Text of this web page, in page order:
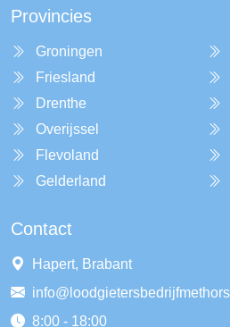
Provincies
Groningen
Friesland
Drenthe
Overijssel
Flevoland
Gelderland
Contact
Hapert, Brabant
8:00 - 18:00